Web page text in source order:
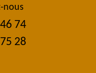
nous
74
28